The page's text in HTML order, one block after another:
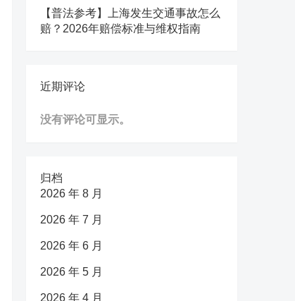
【普法参考】上海发生交通事故怎么
赔？2026年赔偿标准与维权指南
近期评论
没有评论可显示。
归档
2026 年 8 月
2026 年 7 月
2026 年 6 月
2026 年 5 月
2026 年 4 月